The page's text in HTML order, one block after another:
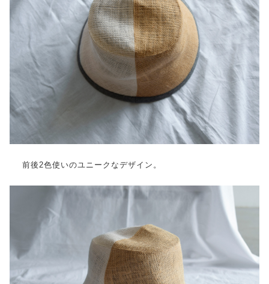
前後2色使いのユニークなデザイン。